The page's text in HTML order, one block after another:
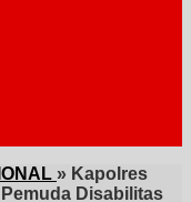
» Kapolres
Disabilitas